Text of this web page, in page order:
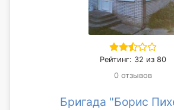
Рейтинг: 32 из 80
0 отзывов
Бригада "Борис